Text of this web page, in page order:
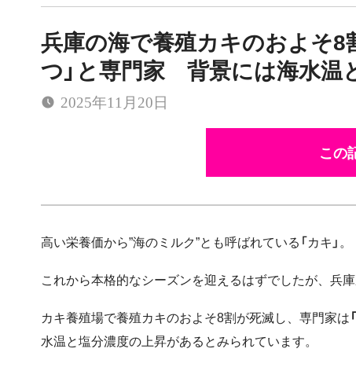
兵庫の海で養殖カキのおよそ
つ」と専門家 背景には海水温
2025年11月20日
この
高い栄養価から”海のミルク”とも呼ばれている「カキ」。
これから本格的なシーズンを迎えるはずでしたが、兵
カキ養殖場で養殖カキのおよそ8割が死滅し、専門家は
水温と塩分濃度の上昇があるとみられています。